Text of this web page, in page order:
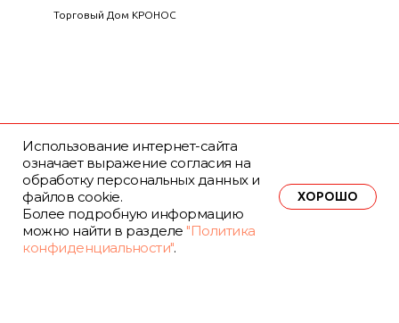
Торговый Дом КРОНОС
Использование интернет-сайта
означает выражение согласия на
обработку персональных данных и
файлов cookie.
Более подробную информацию
можно найти в разделе "Политика
конфиденциальности".
ХОРОШО